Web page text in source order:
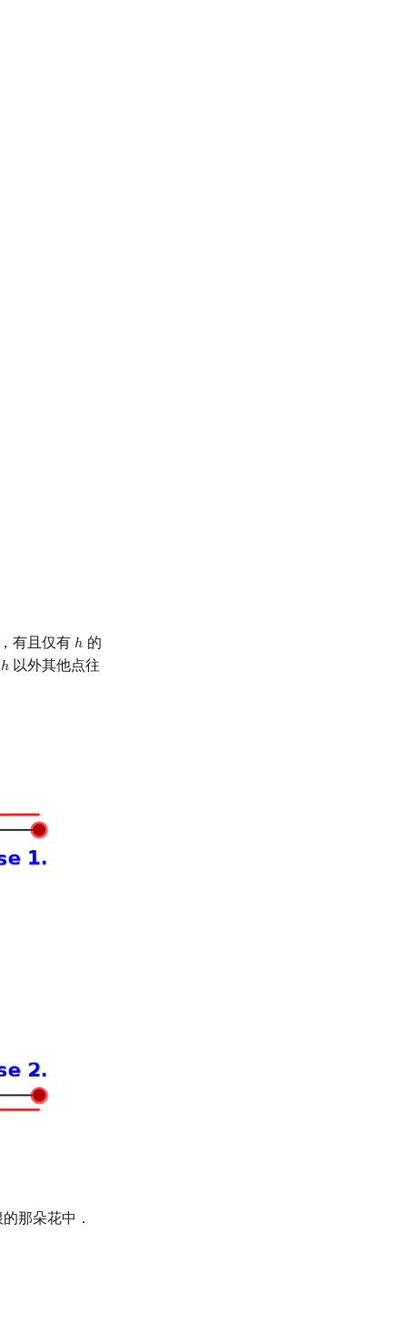
有且仅有 ℎ
h 的
ℎ
h 以外其他点往
那朵花中．